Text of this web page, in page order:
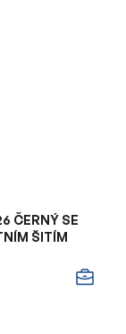
ČERNÝ SE
ŠITÍM